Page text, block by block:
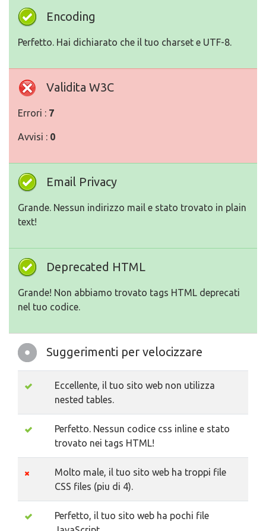
Encoding
Perfetto. Hai dichiarato che il tuo charset e UTF-8.
Validita W3C
Errori : 7
Avvisi : 0
Email Privacy
Grande. Nessun indirizzo mail e stato trovato in plain
text!
Deprecated HTML
Grande! Non abbiamo trovato tags HTML deprecati
nel tuo codice.
Suggerimenti per velocizzare
Eccellente, il tuo sito web non utilizza
nested tables.
Perfetto. Nessun codice css inline e stato
trovato nei tags HTML!
Molto male, il tuo sito web ha troppi file
CSS files (piu di 4).
Perfetto, il tuo sito web ha pochi file